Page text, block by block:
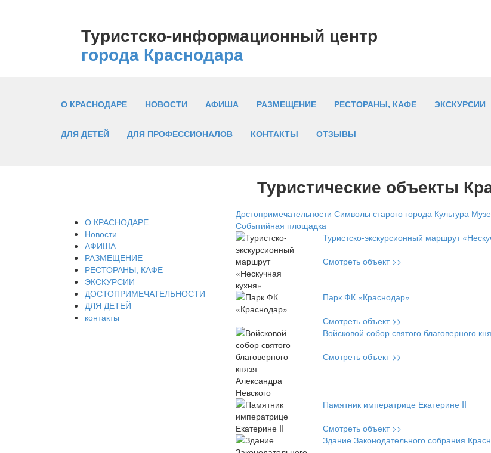
Туристско-информационный центр
города Краснодара
О КРАСНОДАРЕ НОВОСТИ АФИША РАЗМЕЩЕНИЕ РЕСТОРАНЫ, КАФЕ ЭКСКУРСИИ
ДЛЯ ДЕТЕЙ ДЛЯ ПРОФЕССИОНАЛОВ КОНТАКТЫ ОТЗЫВЫ
Туристические объекты
О КРАСНОДАРЕ
Новости
АФИША
РАЗМЕЩЕНИЕ
РЕСТОРАНЫ, КАФЕ
ЭКСКУРСИИ
ДОСТОПРИМЕЧАТЕЛЬНОСТИ
ДЛЯ ДЕТЕЙ
контакты
Достопримечательности Символы старого города Культура
Событийная площадка
Туристско-экскурсионный маршрут
Смотреть объект >>
Парк ФК «Краснодар»
Смотреть объект >>
Войсковой собор святого благоверного
Смотреть объект >>
Памятник императрице Екатерине II
Смотреть объект >>
Здание Законодательного собрания